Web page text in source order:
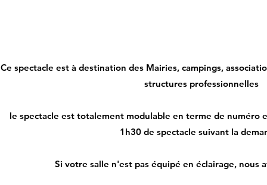
​Ce spectacle est à destination des Mairies, campings,
structures professionnelles
le spectacle est totalement modulable en terme de numéro
1h30 de spectacle suivant la
Si votre salle n'est pas équipé en éclairage, nous